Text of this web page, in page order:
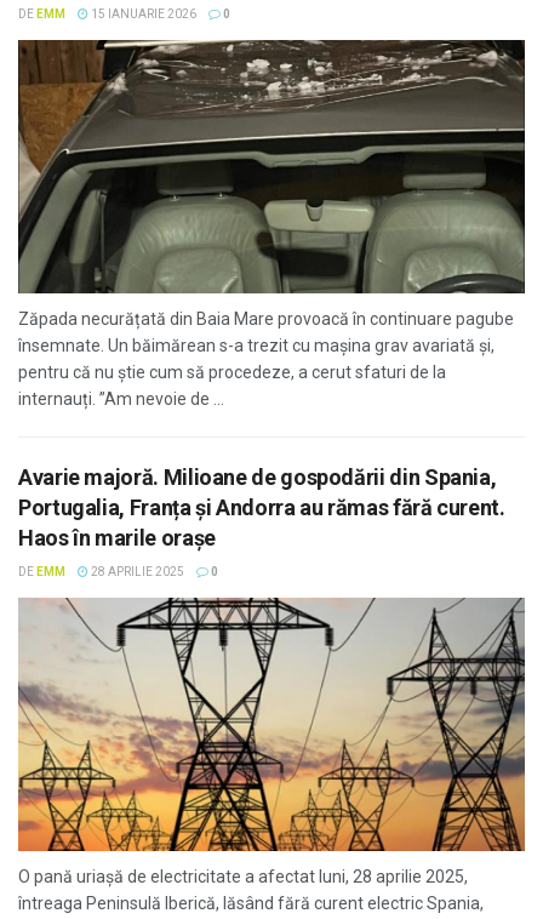
DE EMM 15 IANUARIE 2026 0
Zăpada necurățată din Baia Mare provoacă în continuare pagube
însemnate. Un băimărean s-a trezit cu mașina grav avariată și,
pentru că nu știe cum să procedeze, a cerut sfaturi de la
internauți. ”Am nevoie de ...
Avarie majoră. Milioane de gospodării din Spania,
Portugalia, Franța și Andorra au rămas fără curent.
Haos în marile orașe
DE EMM 28 APRILIE 2025 0
O pană uriașă de electricitate a afectat luni, 28 aprilie 2025,
întreaga Peninsulă Iberică, lăsând fără curent electric Spania,